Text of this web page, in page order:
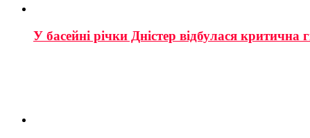
У басейні річки Дністер відбулася критична